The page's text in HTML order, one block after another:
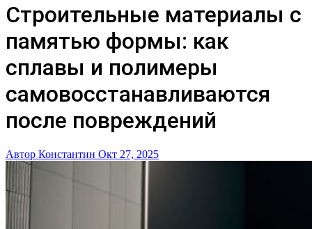
Строительные материалы с
памятью формы: как
сплавы и полимеры
самовосстанавливаются
после повреждений
Автор Константин Окт 27, 2025